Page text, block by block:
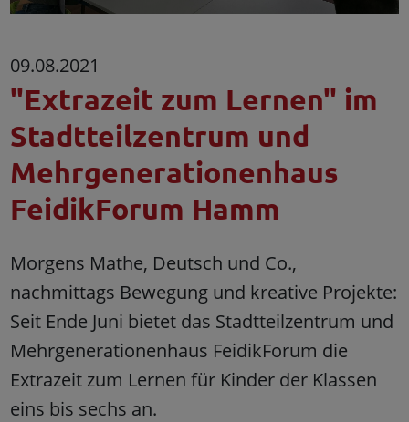
09.08.2021
"Extrazeit zum Lernen" im
Stadtteilzentrum und
Mehrgenerationenhaus
FeidikForum Hamm
Morgens Mathe, Deutsch und Co.,
nachmittags Bewegung und kreative Projekte:
Seit Ende Juni bietet das Stadtteilzentrum und
Mehrgenerationenhaus FeidikForum die
Extrazeit zum Lernen für Kinder der Klassen
eins bis sechs an.